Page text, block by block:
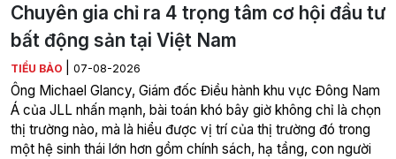
Chuyên gia chỉ ra 4 trọng tâm cơ hội đầu tư
bất động sản tại Việt Nam
TIỂU BẢO 07-08-2026
Ông Michael Glancy, Giám đốc Điều hành khu vực Đông Nam
Á của JLL nhấn mạnh, bài toán khó bây giờ không chỉ là chọn
thị trường nào, mà là hiểu được vị trí của thị trường đó trong
một hệ sinh thái lớn hơn gồm chính sách, hạ tầng, con người